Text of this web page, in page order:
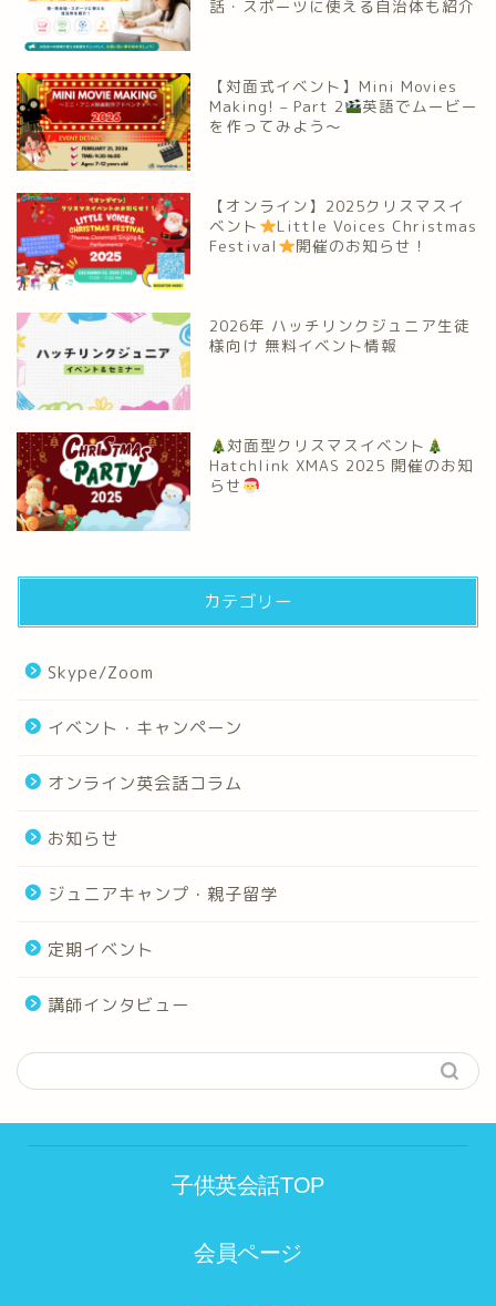
話・スポーツに使える自治体も紹介
【対面式イベント】Mini Movies
Making! – Part 2
英語でムービー
を作ってみよう～
【オンライン】2025クリスマスイ
ベント
Little Voices Christmas
Festival
開催のお知らせ！
2026年 ハッチリンクジュニア生徒
様向け 無料イベント情報
対面型クリスマスイベント
Hatchlink XMAS 2025 開催のお知
らせ
カテゴリー
Skype/Zoom
イベント・キャンペーン
オンライン英会話コラム
お知らせ
ジュニアキャンプ・親子留学
定期イベント
講師インタビュー
子供英会話TOP
会員ページ